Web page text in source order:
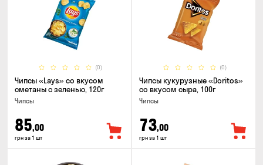
(0)
Чипсы «Lays» со вкусом
сметаны с зеленью, 120г
Чипсы
85,00
грн за 1 шт
(0)
Чипсы кукурузные «Doritos»
со вкусом сыра, 100г
Чипсы
73,00
грн за 1 шт